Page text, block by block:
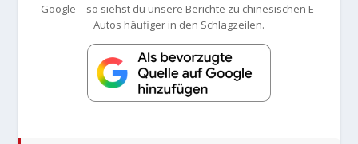
Google – so siehst du unsere Berichte zu chinesischen E-
Autos häufiger in den Schlagzeilen.